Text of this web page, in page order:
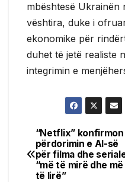
mbështesë Ukrainën
vështira, duke i
ekonomike për
duhet të jetë realiste
integrimin e
Post
navigation
“Netflix” konfirmon
përdorimin e AI-së
për filma dhe
“më të mirë dhe më
të lirë”